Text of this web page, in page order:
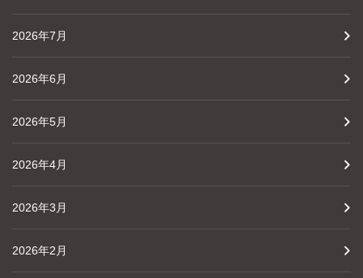
2026年7月
2026年6月
2026年5月
2026年4月
2026年3月
2026年2月